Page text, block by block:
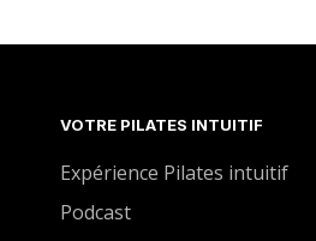
corps sera sollicité.
VOTRE PILATES INTUITIF
Expérience Pilates intuitif
Podcast